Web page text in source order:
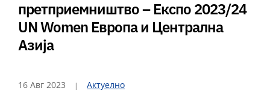
претприемништво – Експо 2023/24
UN Women Европа и Централна
Азија
16 Авг 2023 Актуелно